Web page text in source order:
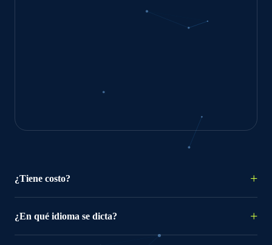
¿Tiene costo?
¿En qué idioma se dicta?